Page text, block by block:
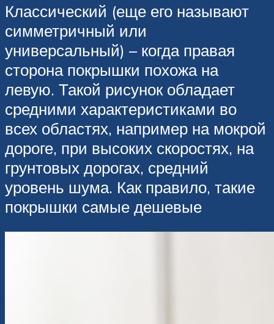
Классический (еще его называют
симметричный или
универсальный) – когда правая
сторона покрышки похожа на
левую. Такой рисунок обладает
средними характеристиками во
всех областях, например на мокрой
дороге, при высоких скоростях, на
грунтовых дорогах, средний
уровень шума. Как правило, такие
покрышки самые дешевые